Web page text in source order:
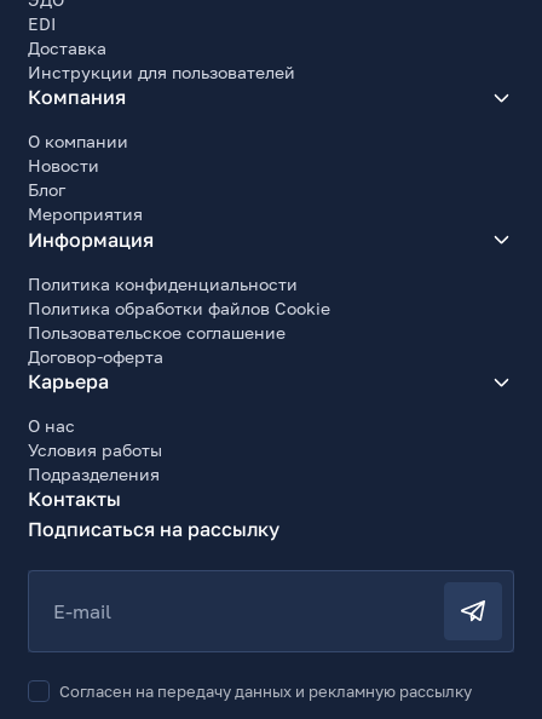
EDI
Доставка
Инструкции для пользователей
Компания
О компании
Новости
Блог
Мероприятия
Информация
Политика конфиденциальности
Политика обработки файлов Cookie
Пользовательское соглашение
Договор-оферта
Карьера
О нас
Условия работы
Подразделения
Контакты
Подписаться на рассылку
E-mail
Согласен на передачу данных и рекламную рассылку